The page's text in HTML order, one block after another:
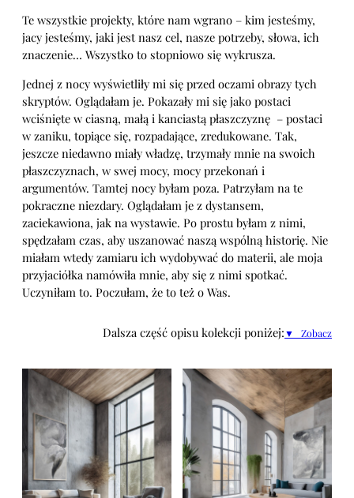
Te wszystkie projekty, które nam wgrano – kim jesteśmy,
jacy jesteśmy, jaki jest nasz cel, nasze potrzeby, słowa, ich
znaczenie… Wszystko to stopniowo się wykrusza.
Jednej z nocy wyświetliły mi się przed oczami obrazy tych
skryptów. Oglądałam je. Pokazały mi się jako postaci
wciśnięte w ciasną, małą i kanciastą płaszczyznę – postaci
w zaniku, topiące się, rozpadające, zredukowane. Tak,
jeszcze niedawno miały władzę, trzymały mnie na swoich
płaszczyznach, w swej mocy, mocy przekonań i
argumentów. Tamtej nocy byłam poza. Patrzyłam na te
pokraczne niezdary. Oglądałam je z dystansem,
zaciekawiona, jak na wystawie. Po prostu byłam z nimi,
spędzałam czas, aby uszanować naszą wspólną historię. Nie
miałam wtedy zamiaru ich wydobywać do materii, ale moja
przyjaciółka namówiła mnie, aby się z nimi spotkać.
Uczyniłam to. Poczułam, że to też o Was.
Dalsza część opisu kolekcji poniżej:▼ Zobacz